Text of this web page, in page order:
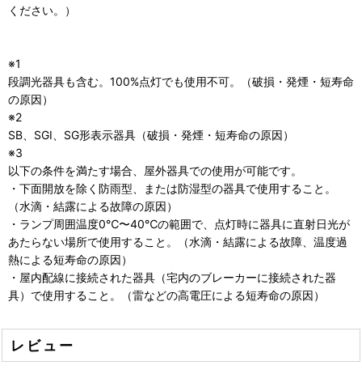
ください。）
※1
段調光器具も含む。100%点灯でも使用不可。（破損・発煙・短寿命
の原因）
※2
SB、SGI、SG形表示器具（破損・発煙・短寿命の原因）
※3
以下の条件を満たす場合、屋外器具での使用が可能です。
・下面開放を除く防雨型、または防湿型の器具で使用すること。
（水滴・結露による故障の原因）
・ランプ周囲温度0℃〜40℃の範囲で、点灯時に器具に直射日光が
あたらない場所で使用すること。（水滴・結露による故障、温度過
熱による短寿命の原因）
・屋内配線に接続された器具（宅内のブレーカーに接続された器
具）で使用すること。（雷などの高電圧による短寿命の原因）
レビュー